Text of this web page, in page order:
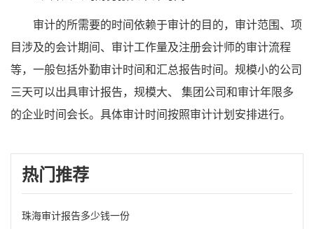
审计的所需要的时间依赖于审计的目的，审计范围、项
目涉及的会计期间、审计工作量及注册会计师的审计流程
等，一般包括外勤审计时间和汇总报告时间。规模小的公司
三天可以出具审计报告，规模大、 集团公司和审计年限多
的企业时间会长。具体审计时间按照审计计划安排进行。
热门推荐
珠海审计报告多少钱一份